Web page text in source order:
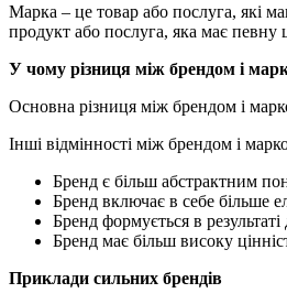
Марка – це товар або послуга, які
продукт або послуга, яка має певну
У чому різниця між брендом і
Основна різниця між брендом і
Інші відмінності між брендом і
Бренд є більш абстрактним
Бренд включає в себе більше
Бренд формується в
Бренд має більш високу
Приклади сильних брендів